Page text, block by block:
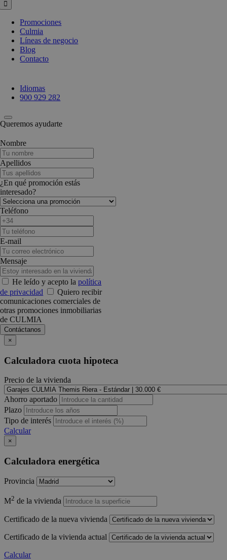
Promociones
Culmia
Líneas de negocio
Blog
Contacto
Idiomas
900 929 282
Queremos ayudarte
Nombre
Apellidos
¿En qué promoción estás
interesado?
Teléfono
E-mail
Mensaje
He leído y acepto lapolítica
de privacidad
Quiero recibir
comunicaciones comerciales de
otras promociones inmobiliarias
de CULMIA
×
Calculadora cuota hipoteca
Precio de la vivienda
Ahorro aportado
Plazo
Tipo de interés
Calcular
×
Calculadora energética
Provincia
M2 de la vivienda
Certificado de la nueva vivienda
Certificado de la vivienda actual
Calcular